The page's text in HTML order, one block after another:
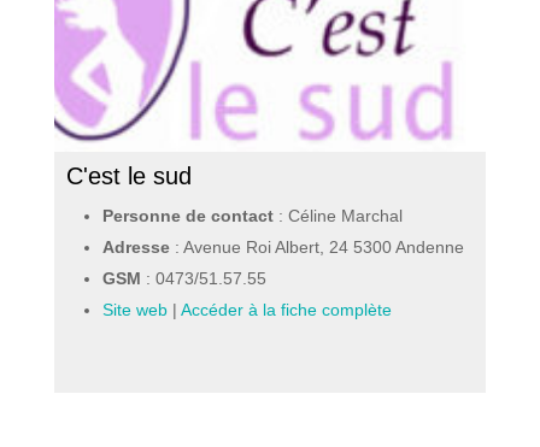
C'est le sud
Personne de contact: Céline Marchal
Adresse: Avenue Roi Albert, 24 5300 Andenne
GSM : 0473/51.57.55
Site web| Accéder à la fiche complète